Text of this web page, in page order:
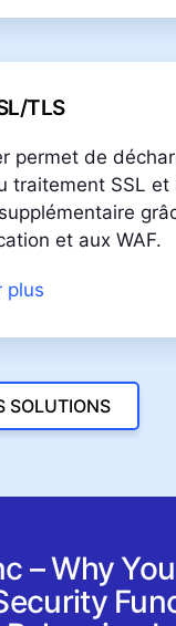
TLS
permet de
traitement SSL et
et aux WAF.
plus
SOLUTIONS
– Why